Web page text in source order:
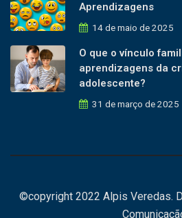
Aprendizagens
14 de maio de 2025
O que o vínculo
aprendizagens da
adolescente?
31 de março de 2025
©copyright 2022 Alpis Veredas.